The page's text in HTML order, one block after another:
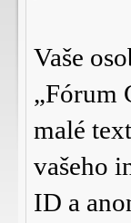
Vaše
„Fórum
malé
vašeho
ID a